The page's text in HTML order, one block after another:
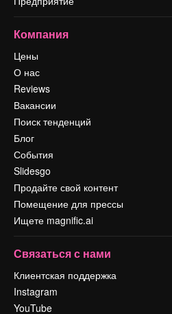
Компания
Цены
О нас
Reviews
Вакансии
Поиск тенденций
Блог
События
Slidesgo
Продайте свой контент
Помещение для прессы
Ищете magnific.ai
Связаться с нами
Клиентская поддержка
Instagram
YouTube